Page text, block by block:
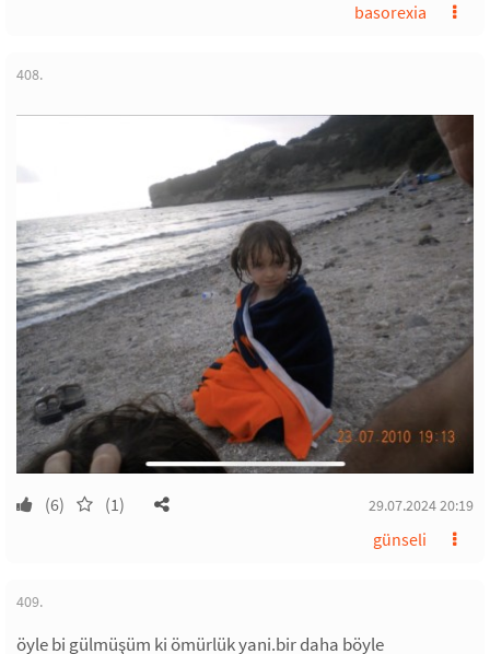
basorexia
408.
(6) (1) 29.07.2024 20:19
günseli
409.
öyle bi gülmüşüm ki ömürlük yani.bir daha böyle